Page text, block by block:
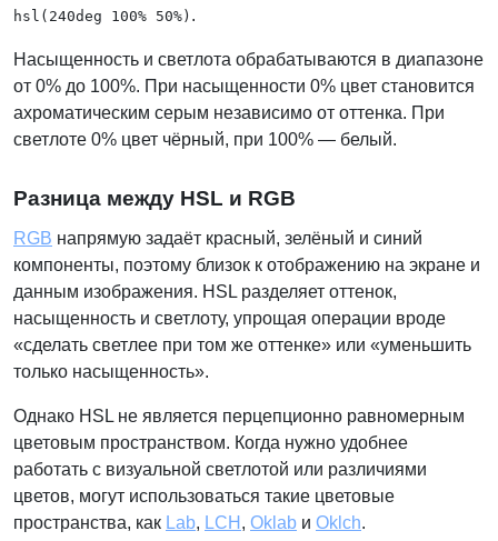
hsl(240deg 100% 50%) .
Насыщенность и светлота обрабатываются в диапазоне
от 0% до 100%. При насыщенности 0% цвет становится
ахроматическим серым независимо от оттенка. При
светлоте 0% цвет чёрный, при 100% — белый.
Разница между HSL и RGB
RGB напрямую задаёт красный, зелёный и синий
компоненты, поэтому близок к отображению на экране и
данным изображения. HSL разделяет оттенок,
насыщенность и светлоту, упрощая операции вроде
«сделать светлее при том же оттенке» или «уменьшить
только насыщенность».
Однако HSL не является перцепционно равномерным
цветовым пространством. Когда нужно удобнее
работать с визуальной светлотой или различиями
цветов, могут использоваться такие цветовые
пространства, как Lab, LCH , Oklab и Oklch.